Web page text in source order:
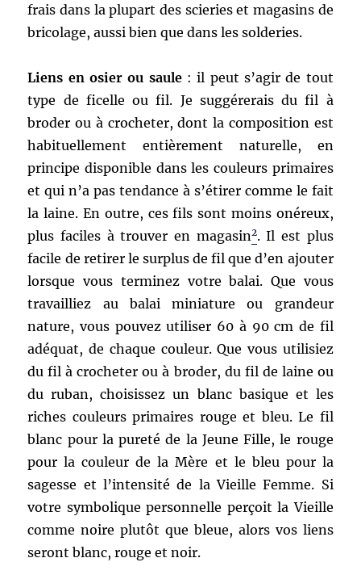
frais dans la plupart des scieries et magasins de
bricolage, aussi bien que dans les solderies.
Liens en osier ou saule: il peut s’agir de tout
type de ficelle ou fil. Je suggérerais du fil à
broder ou à crocheter, dont la composition est
habituellement entièrement naturelle, en
principe disponible dans les couleurs primaires
et qui n’a pas tendance à s’étirer comme le fait
la laine. En outre, ces fils sont moins onéreux,
plus faciles à trouver en magasin2. Il est plus
facile de retirer le surplus de fil que d’en ajouter
lorsque vous terminez votre balai. Que vous
travailliez au balai miniature ou grandeur
nature, vous pouvez utiliser 60 à 90 cm de fil
adéquat, de chaque couleur. Que vous utilisiez
du fil à crocheter ou à broder, du fil de laine ou
du ruban, choisissez un blanc basique et les
riches couleurs primaires rouge et bleu. Le fil
blanc pour la pureté de la Jeune Fille, le rouge
pour la couleur de la Mère et le bleu pour la
sagesse et l’intensité de la Vieille Femme. Si
votre symbolique personnelle perçoit la Vieille
comme noire plutôt que bleue, alors vos liens
seront blanc, rouge et noir.